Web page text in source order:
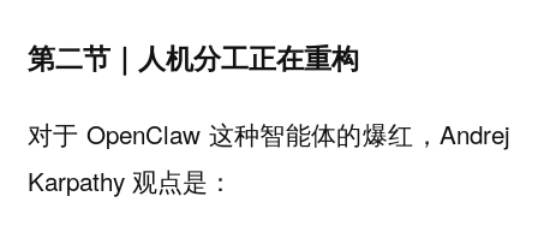
第二节｜人机分工正在重构
对于 OpenClaw 这种智能体的爆红，Andrej
Karpathy 观点是：